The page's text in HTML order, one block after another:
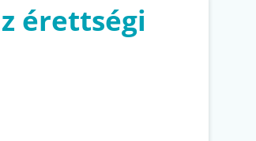
érettségi